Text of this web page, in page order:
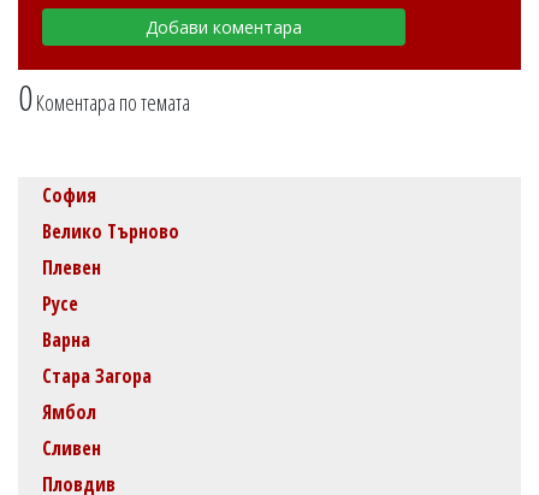
0Коментара по темата
София
Велико Търново
Плевен
Русе
Варна
Стара Загора
Ямбол
Сливен
Пловдив